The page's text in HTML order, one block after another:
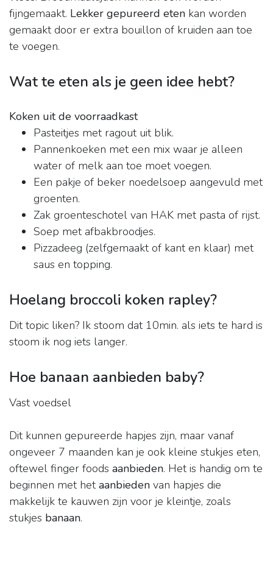
fijngemaakt. Lekker gepureerd eten kan worden
gemaakt door er extra bouillon of kruiden aan toe
te voegen.
Wat te eten als je geen idee hebt?
Koken uit de voorraadkast
Pasteitjes met ragout uit blik.
Pannenkoeken met een mix waar je alleen
water of melk aan toe moet voegen.
Een pakje of beker noedelsoep aangevuld met
groenten.
Zak groenteschotel van HAK met pasta of rijst.
Soep met afbakbroodjes.
Pizzadeeg (zelfgemaakt of kant en klaar) met
saus en topping.
Hoelang broccoli koken rapley?
Dit topic liken? Ik stoom dat 10min. als iets te hard is
stoom ik nog iets langer.
Hoe banaan aanbieden baby?
Vast voedsel
Dit kunnen gepureerde hapjes zijn, maar vanaf
ongeveer 7 maanden kan je ook kleine stukjes eten,
oftewel finger foods aanbieden. Het is handig om te
beginnen met hetaanbieden van hapjes die
makkelijk te kauwen zijn voor je kleintje, zoals
stukjes banaan.